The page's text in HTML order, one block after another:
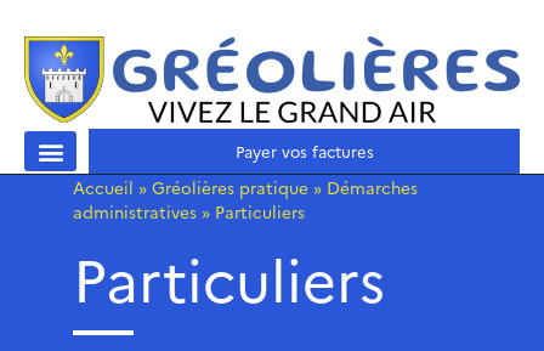
Payer vos factures
Accueil » Gréolières pratique » Démarches
administratives » Particuliers
Particuliers